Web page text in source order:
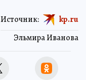
Эльмира Иванова
Источник: kp.ru